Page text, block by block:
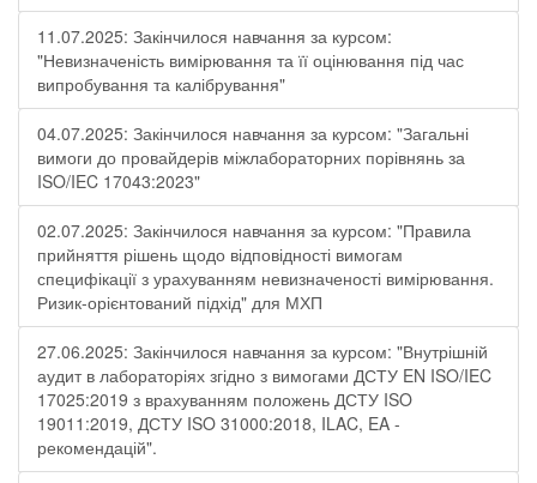
11.07.2025: Закінчилося навчання за курсом:
"Невизначеність вимірювання та її оцінювання під час
випробування та калібрування"
04.07.2025: Закінчилося навчання за курсом: "Загальні
вимоги до провайдерів міжлабораторних порівнянь за
ISO/IEC 17043:2023"
02.07.2025: Закінчилося навчання за курсом: "Правила
прийняття рішень щодо відповідності вимогам
специфікації з урахуванням невизначеності вимірювання.
Ризик-орієнтований підхід" для МХП
27.06.2025: Закінчилося навчання за курсом: "Внутрішній
аудит в лабораторіях згідно з вимогами ДСТУ EN ISO/IEC
17025:2019 з врахуванням положень ДСТУ ISO
19011:2019, ДСТУ ISO 31000:2018, ILAC, EA -
рекомендацій".